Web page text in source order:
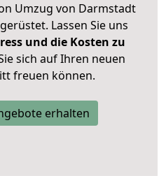
Umzug von Darmstadt
Lassen Sie uns
und die Kosten zu
sich auf Ihren neuen
freuen können.
erhalten